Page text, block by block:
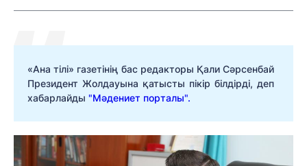
«Ана тілі» газетінің бас редакторы Қали Сәрсенбай
Президент Жолдауына қатысты пікір білдірді, деп
хабарлайды "Мәдениет порталы".